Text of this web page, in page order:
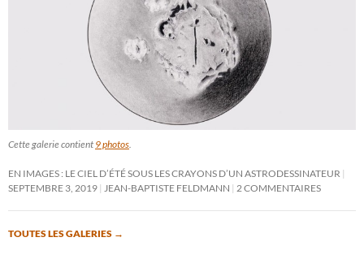
Cette galerie contient 9 photos.
EN IMAGES : LE CIEL D’ÉTÉ SOUS LES CRAYONS D’UN ASTRODESSINATEUR
SEPTEMBRE 3, 2019 JEAN-BAPTISTE FELDMANN 2 COMMENTAIRES
TOUTES LES GALERIES →